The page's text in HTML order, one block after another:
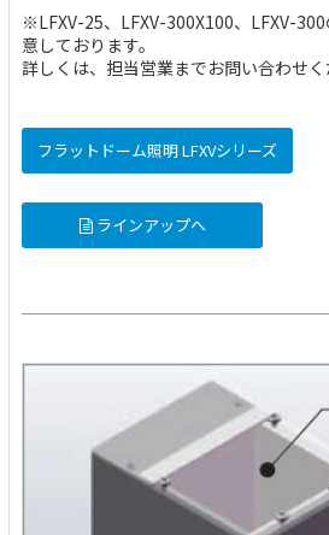
※LFXV-25、 LFXV-300X100、 LFXV-300
意しております。
詳しくは、担当営業までお問い合わせく
フラットドーム照明 LFXVシリーズ
ラインアップへ